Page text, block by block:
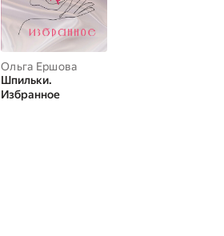
Ольга Ершова
Шпильки.
Избранное